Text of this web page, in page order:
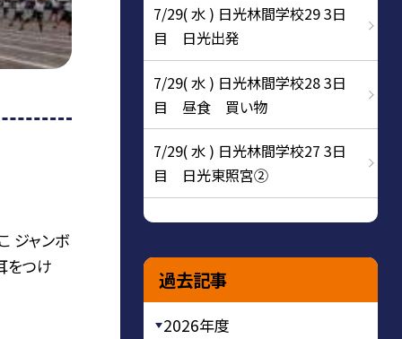
ジャンボ
をつけ
7/29( 水 ) 日光林間学校29 3日
目 日光出発
7/29( 水 ) 日光林間学校28 3日
目 昼食 買い物
7/29( 水 ) 日光林間学校27 3日
目 日光東照宮②
過去記事
2026年度